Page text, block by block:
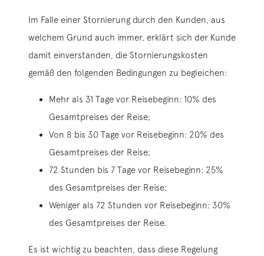
Im Falle einer Stornierung durch den Kunden, aus
welchem Grund auch immer, erklärt sich der Kunde
damit einverstanden, die Stornierungskosten
gemäß den folgenden Bedingungen zu begleichen:
Mehr als 31 Tage vor Reisebeginn: 10% des
Gesamtpreises der Reise;
Von 8 bis 30 Tage vor Reisebeginn: 20% des
Gesamtpreises der Reise;
72 Stunden bis 7 Tage vor Reisebeginn: 25%
des Gesamtpreises der Reise;
Weniger als 72 Stunden vor Reisebeginn: 30%
des Gesamtpreises der Reise.
Es ist wichtig zu beachten, dass diese Regelung